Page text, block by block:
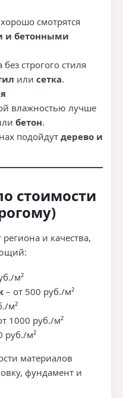
смотрятся
и бетонными
строгого стиля
или сетка.
влажностью лучше
бетон.
подойдут дерево и
стоимости
и качества,
м²
– от 500 руб./м²
м²
1000 руб./м²
руб./м²
материалов
фундамент и